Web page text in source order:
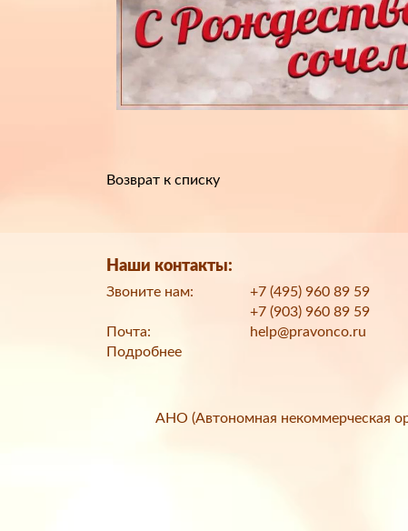
Возврат к списку
Наши контакты:
Звоните нам:
+7 (495) 960 89 59
+7 (903) 960 89 59
Почта:
help@pravonco.ru
Подробнее
АНО (Автономная некоммерческая